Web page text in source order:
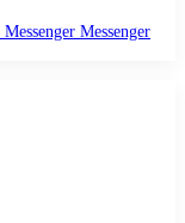
Messenger Messenger